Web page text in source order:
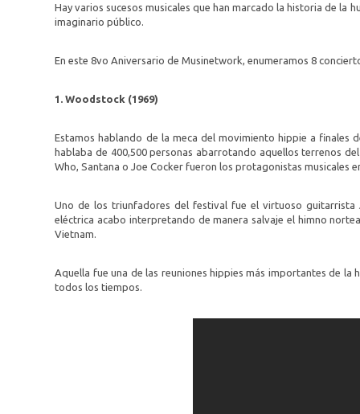
Hay varios sucesos musicales que han marcado la historia de la
imaginario público.
En este 8vo Aniversario de Musinetwork, enumeramos 8
1. Woodstock (1969)
Estamos hablando de la meca del movimiento hippie a finales
hablaba de 400,500 personas abarrotando aquellos terrenos
Who, Santana o Joe Cocker fueron los protagonistas musicales
Uno de los triunfadores del festival fue el virtuoso
eléctrica acabo interpretando de manera salvaje el himno
Vietnam.
Aquella fue una de las reuniones hippies más importantes de
todos los tiempos.